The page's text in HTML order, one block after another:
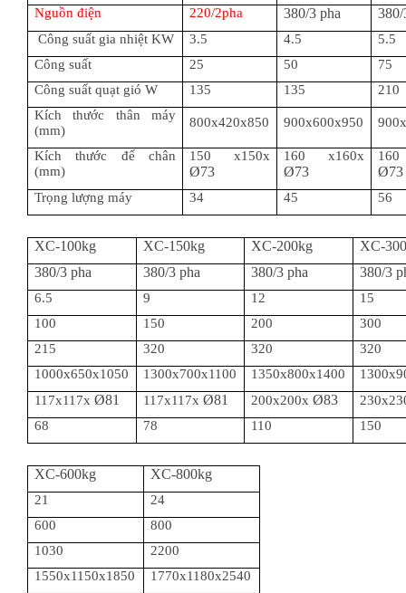
Nguồn điện 220/2pha 380/3 pha 380/
Công suất gia nhiệt KW 3.5 4.5
5.5
Công suất
25 50
75
Công suất quạt gió W
135 135
210
Kích thước thân máy
(mm)
800x420x850 900x600x950
Kích thước đế chân
(mm)
150 x150x
Ø73
160 x160x
Ø73 Ø73
Trọng lượng máy 34 45 56
XC-100kg XC-150kg XC-200kg
XC-
380/3 pha
380/3 pha 380/3 pha 380/3
6.5 9 12
15
100
150 200
300
215
320 320
320
1000x650x1050
1300x700x1100 1350x800x1400
117x117x Ø81 117x117x Ø81 200x200x Ø83
68
78 110 150
XC-600kg XC-800kg
21
24
600
800
1030
2200
1550x1150x1850
1770x1180x2540